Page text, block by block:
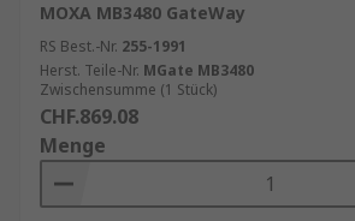
MOXA MB3480 GateWay
RS Best.-Nr. 255-1991
Herst. Teile-Nr. MGate MB3480
Zwischensumme (1 Stück)
CHF.869.08
Menge